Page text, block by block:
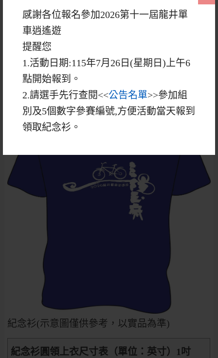
感謝各位報名參加2026第十一屆龍井單
車逍遙遊
提醒您
1.活動日期:115年7月26日(星期日)上午6
點開始報到。
2.請選手先行查閱<<公告名單>>參加組
別及5個數字參賽編號,方便活動當天報到
領取紀念衫。
09：
30~10：30
用品.3C用品」等等豐富大獎等
活動贈品
紀念衫
紀念衫(示意圖僅供參考，以實品為準)
紀念衫圓領上衣尺寸表（單位：英寸）1 吋